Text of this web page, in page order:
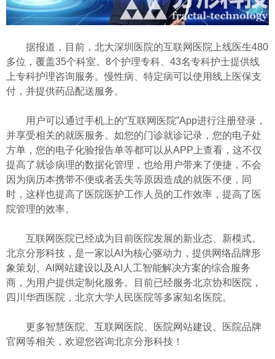
据报道，目前，北大深圳医院的互联网医院上线医生480
多位，覆盖35个科室。8个护理专科、43名专科护士提供线
上专科护理咨询服务。慢性病、特定病可以使用线上医保支
付，并提供药品配送服务。
用户可以通过手机上的“互联网医院”App进行注册登录，
并享受相关的就医服务。如您的门诊就诊记录，您的电子处
方单，您的电子化验报告单等都可以从APP上查看，这不仅
提高了就诊病理的数据化管理，也给用户带来了便捷，不会
因为病历本携带不便或者丢失等原因造成的就医不便，同
时，这样也提高了医院医护工作人员的工作效率，提高了医
院管理的效率。
互联网医院已经成为目前医院发展的新业态、新模式。
北京分形科技，是一家以AI为核心驱动力，提供网络品牌形
象策划、AI网站建设以及AI人工智能解决方案的综合服务
商，为用户提供定制化服务。目前已经服务北京协和医院，
四川华西医院，北京大学人民医院等多家知名医院。
更多智慧医院、互联网医院、医院网站建设、医院品牌
官网等相关，欢迎您咨询北京分形科技！